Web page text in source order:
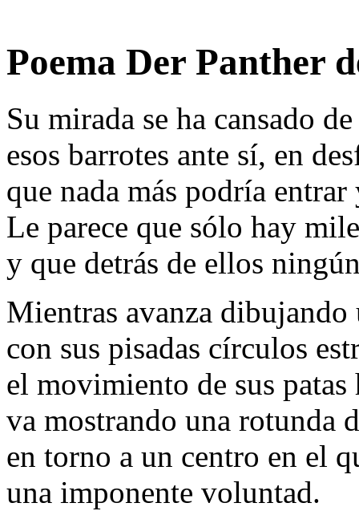
Poema Der Panther
Su mirada se ha cansado
esos barrotes ante sí, en
que nada más podría entrar
Le parece que sólo hay
y que detrás de ellos
Mientras avanza dibujando
con sus pisadas círculos
el movimiento de sus patas
va mostrando una rotunda
en torno a un centro en el
una imponente voluntad.